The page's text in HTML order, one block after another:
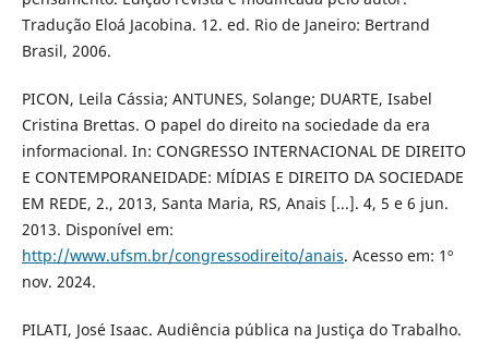
Tradução Eloá Jacobina. 12. ed. Rio de Janeiro: Bertrand
Brasil, 2006.
PICON, Leila Cássia; ANTUNES, Solange; DUARTE, Isabel
Cristina Brettas. O papel do direito na sociedade da era
informacional. In: CONGRESSO INTERNACIONAL DE DIREITO
E CONTEMPORANEIDADE: MÍDIAS E DIREITO DA SOCIEDADE
EM REDE, 2., 2013, Santa Maria, RS, Anais [...]. 4, 5 e 6 jun.
2013. Disponível em:
http://www.ufsm.br/congressodireito/anais. Acesso em: 1º
nov. 2024.
PILATI, José Isaac. Audiência pública na Justiça do Trabalho.